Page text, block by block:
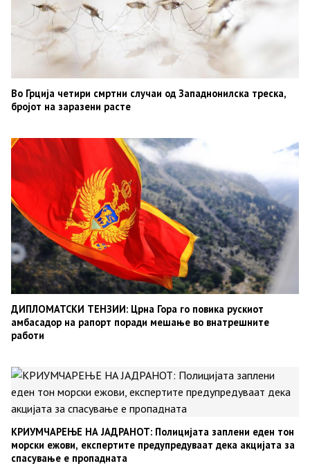
Во Грција четири смртни случаи од Западнонилска треска,
бројот на заразени расте
ДИПЛОМАТСКИ ТЕНЗИИ: Црна Гора го повика рускиот
амбасадор на рапорт поради мешање во внатрешните
работи
КРИУМЧАРЕЊЕ НА ЈАДРАНОТ: Полицијата заплени еден тон
морски ежови, експертите предупредуваат дека акцијата за
спасување е пропадната